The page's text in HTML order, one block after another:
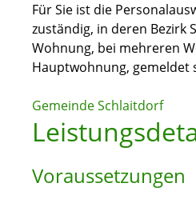
Für Sie ist die
zuständig, in deren Bezirk
Wohnung, bei mehreren
Hauptwohnung, gemeldet
Gemeinde Schlaitdorf
Voraussetzungen